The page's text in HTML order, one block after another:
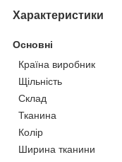
Характеристики
Основні
Країна виробник
Щільність
Склад
Тканина
Колір
Ширина тканини